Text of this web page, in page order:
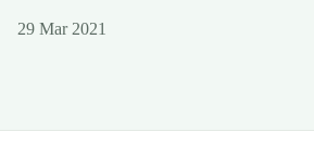
29 Mar 2021